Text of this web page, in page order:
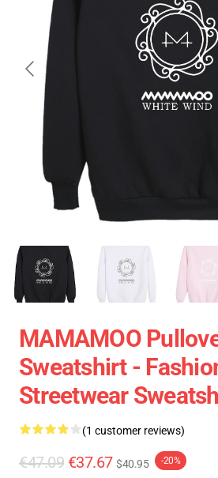
MAMAMOO
Sweatshirt -
Streetwear
(1 customer reviews)
€47.09 €37.67 $40.95 -20%